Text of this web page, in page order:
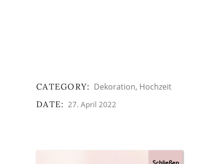
CATEGORY: Dekoration Hochzeit
DATE: 27. April 2022